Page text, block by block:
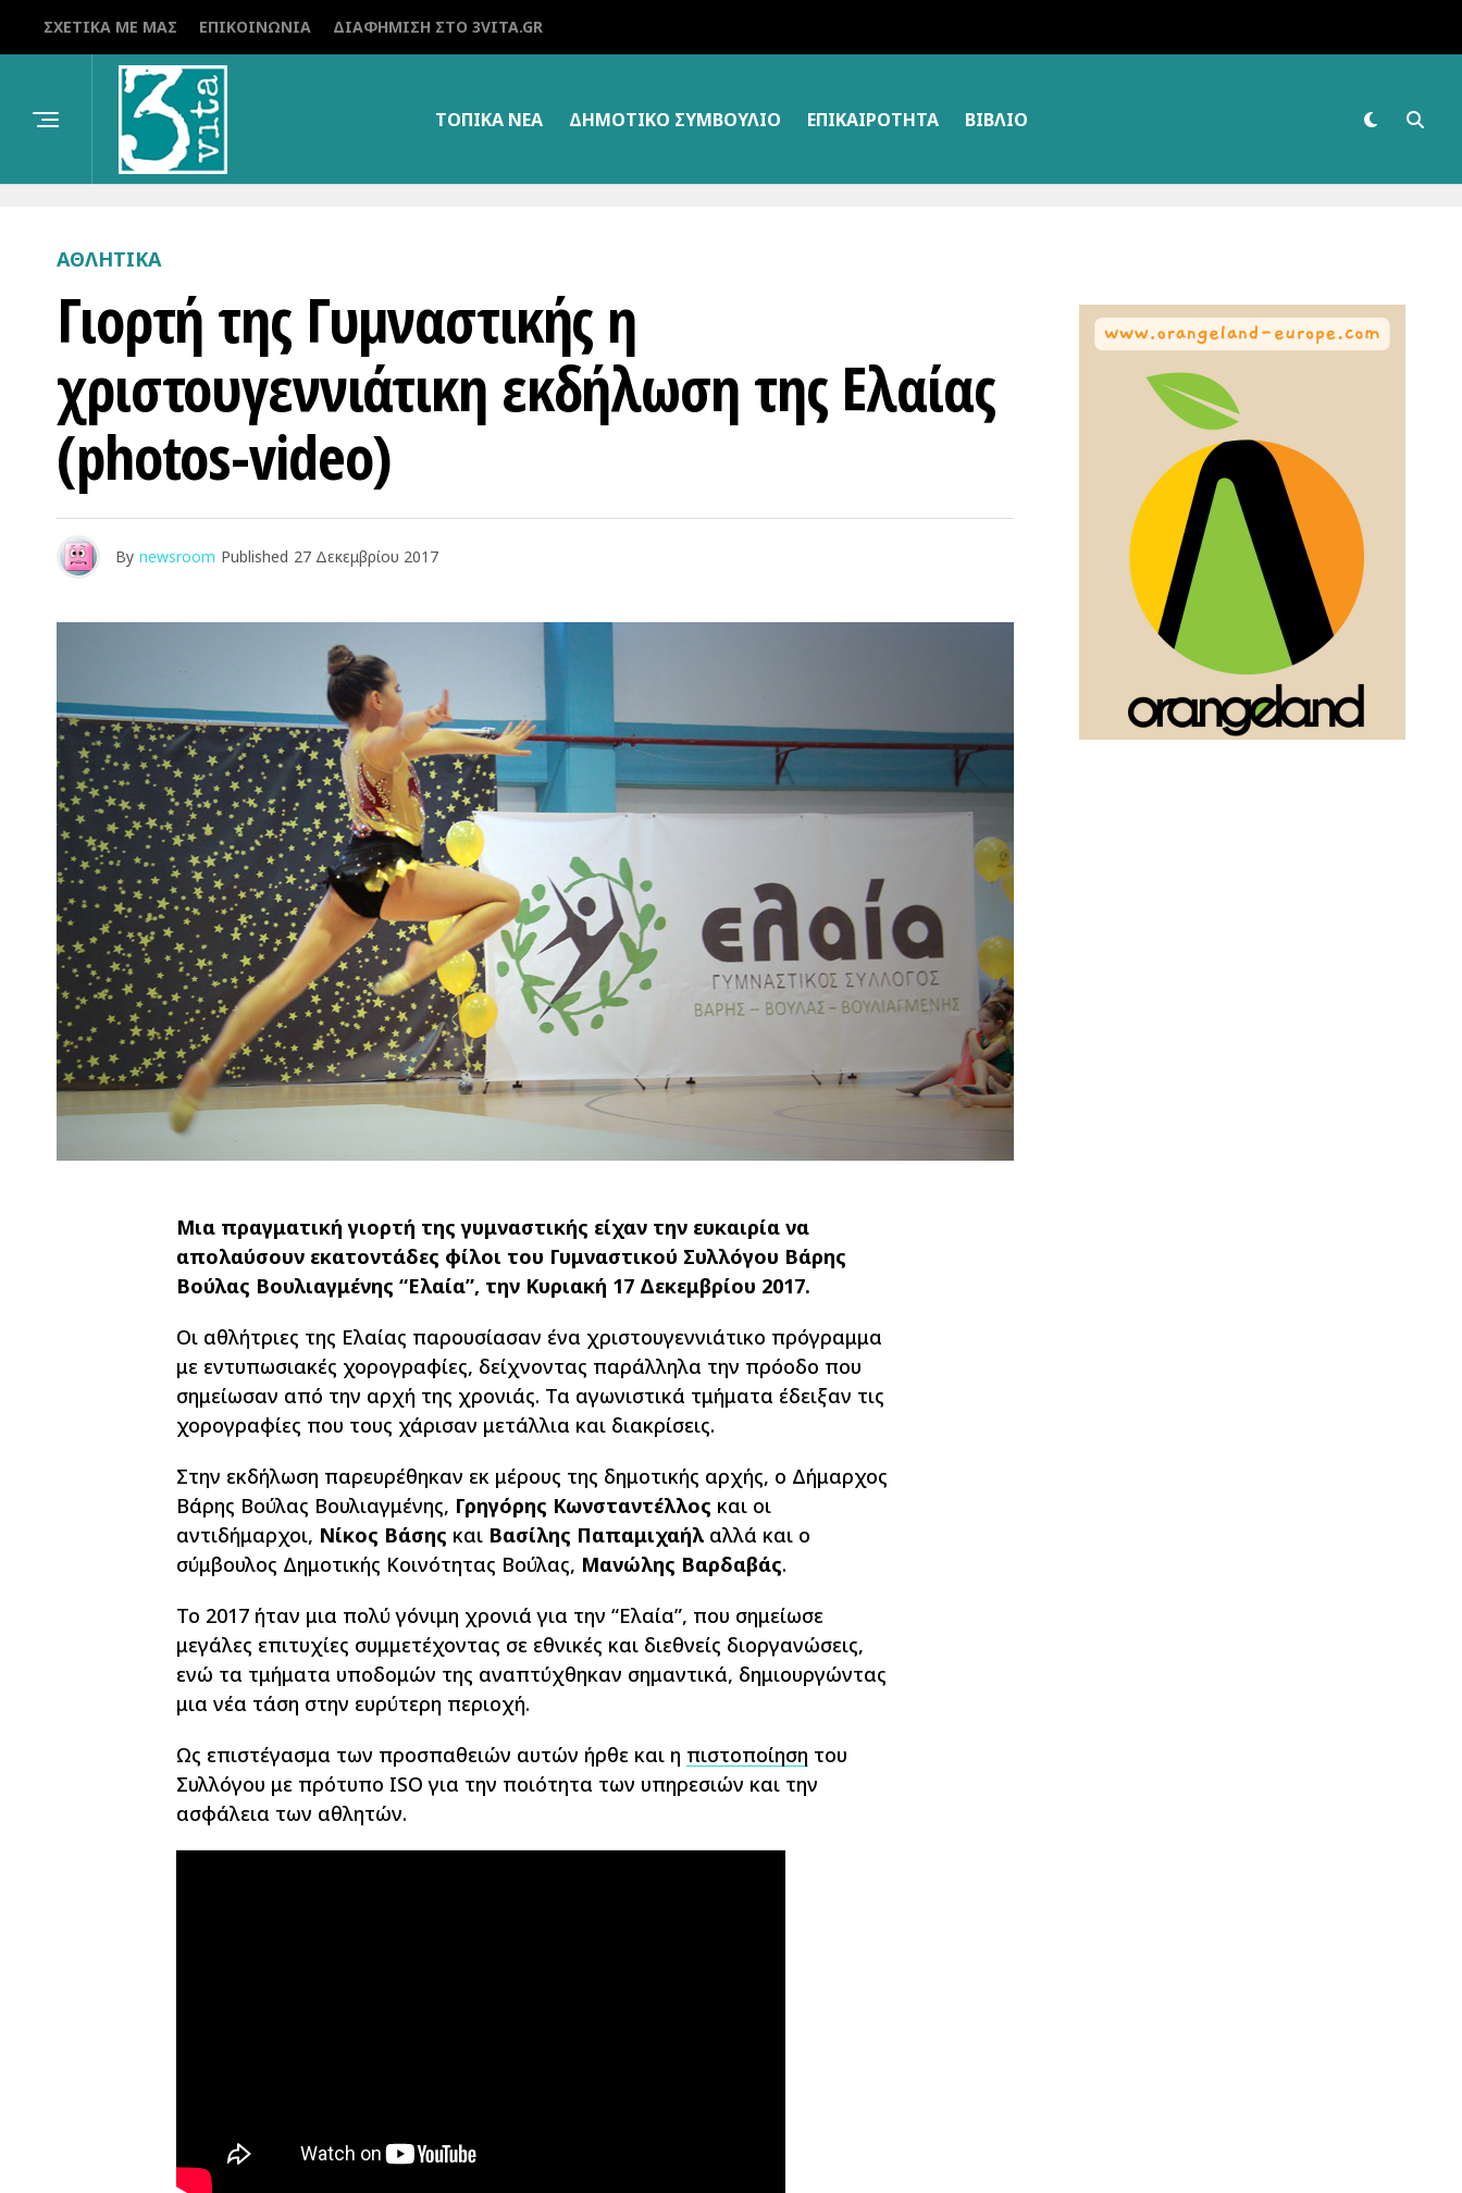
ΣΧΕΤΙΚΆ ΜΕ ΜΑΣ ΕΠΙΚΟΙΝΩΝΊΑ ΔΙΑΦΉΜΙΣΗ ΣΤΟ 3VITA.GR
ΤΟΠΙΚΑ ΝΕΑ ΔΗΜΟΤΙΚΌ ΣΥΜΒΟΎΛΙΟ ΕΠΙΚΑΙΡΌΤΗΤΑ ΒΙΒΛΊΟ
ΑΘΛΗΤΙΚΆ
Γιορτή της Γυμναστικής η
χριστουγεννιάτικη εκδήλωση της Ελαίας
(photos-video)
By newsroom Published 27 Δεκεμβρίου 2017
Μια πραγματική γιορτή της γυμναστικής είχαν την ευκαιρία να
απολαύσουν εκατοντάδες φίλοι του Γυμναστικού Συλλόγου Βάρης
Βούλας Βουλιαγμένης “Ελαία”, την Κυριακή 17 Δεκεμβρίου 2017.
Οι αθλήτριες της Ελαίας παρουσίασαν ένα χριστουγεννιάτικο πρόγραμμα
με εντυπωσιακές χορογραφίες, δείχνοντας παράλληλα την πρόοδο που
σημείωσαν από την αρχή της χρονιάς. Τα αγωνιστικά τμήματα έδειξαν τις
χορογραφίες που τους χάρισαν μετάλλια και διακρίσεις.
Στην εκδήλωση παρευρέθηκαν εκ μέρους της δημοτικής αρχής, ο Δήμαρχος
Βάρης Βούλας Βουλιαγμένης, Γρηγόρης Κωνσταντέλλος και οι
αντιδήμαρχοι, Νίκος Βάσης και Βασίλης Παπαμιχαήλ αλλά και ο
σύμβουλος Δημοτικής Κοινότητας Βούλας, Μανώλης Βαρδαβάς.
Το 2017 ήταν μια πολύ γόνιμη χρονιά για την “Ελαία”, που σημείωσε
μεγάλες επιτυχίες συμμετέχοντας σε εθνικές και διεθνείς διοργανώσεις,
ενώ τα τμήματα υποδομών της αναπτύχθηκαν σημαντικά, δημιουργώντας
μια νέα τάση στην ευρύτερη περιοχή.
Ως επιστέγασμα των προσπαθειών αυτών ήρθε και η πιστοποίηση του
Συλλόγου με πρότυπο ISO για την ποιότητα των υπηρεσιών και την
ασφάλεια των αθλητών.